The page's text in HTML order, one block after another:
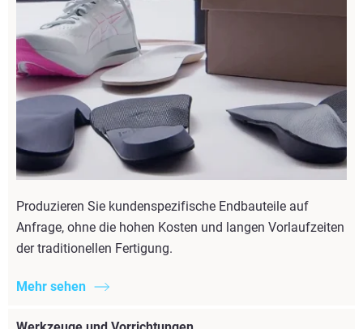
Produzieren Sie kundenspezifische Endbauteile auf
Anfrage, ohne die hohen Kosten und langen Vorlaufzeiten
der traditionellen Fertigung.
Mehr sehen